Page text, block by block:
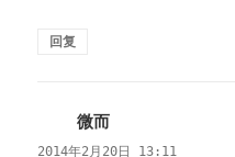
回复
微而
道：
2014年2月20日 13:11